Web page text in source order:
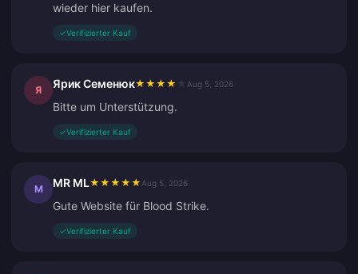
wieder hier kaufen.
✓Verifizierter Kauf
Я Ярик Семенюк★ ★ ★ ★ Aug 5, 2026
Bitte um Unterstützung.
✓Verifizierter Kauf
M MR ML★ ★ ★ ★ ★ Aug 5, 2026
Gute Website für Blood Strike.
✓Verifizierter Kauf